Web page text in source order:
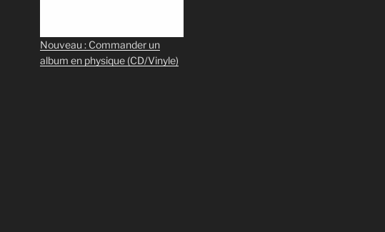
Nouveau : Commander un
album en physique (CD/Vinyle)